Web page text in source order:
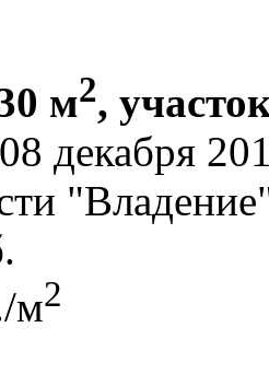
м2,
декабря
м2